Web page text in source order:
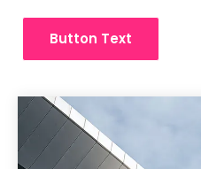
Button Text